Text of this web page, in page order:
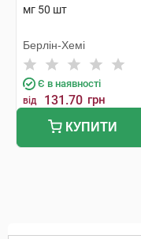
мг 50 шт
Берлін-Хемі
Є в наявності
від 131.70 грн
КУПИТИ